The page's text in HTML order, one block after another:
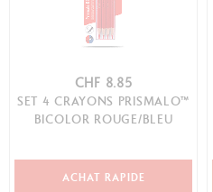
CHF 8.85
SET 4 CRAYONS PRISMALO™
BICOLOR ROUGE/BLEU
ACHAT RAPIDE